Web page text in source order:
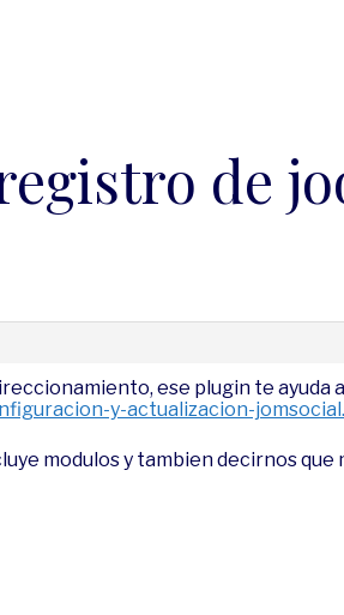
de
ese plugin te
y-actualizacion-
modulos y tambien decirnos